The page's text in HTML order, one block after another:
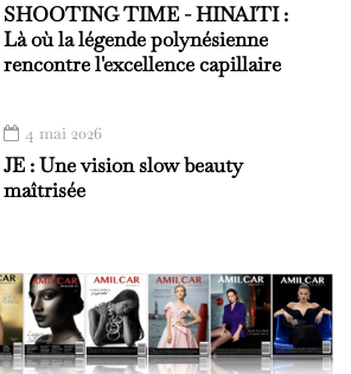
SHOOTING TIME - HINAITI :
Là où la légende polynésienne
rencontre l'excellence capillaire
4 mai 2026
JE : Une vision slow beauty
maîtrisée